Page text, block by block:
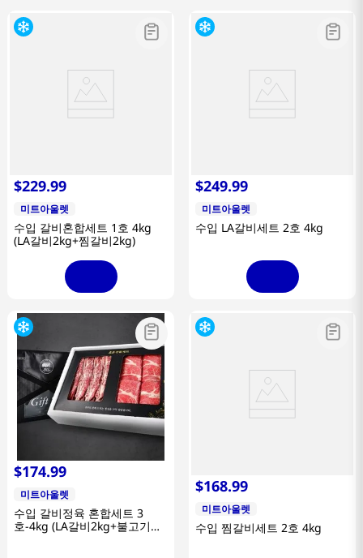
$229.99
미트아울렛
수입 갈비혼합세트 1호 4kg
(LA갈비2kg+찜갈비2kg)
$249.99
미트아울렛
수입 LA갈비세트 2호 4kg
$174.99
미트아울렛
수입 갈비정육 혼합세트 3
호-4kg (LA갈비2kg+불고기
$168.99
미트아울렛
수입 찜갈비세트 2호 4kg